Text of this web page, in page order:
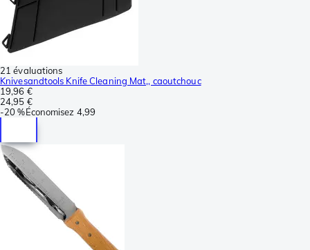
21 évaluations
Knivesandtools Knife Cleaning Mat,, caoutchouc
19,96 €
24,95 €
-20 %Économisez 4,99